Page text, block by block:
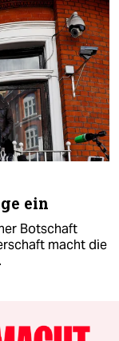
ein
Botschaft
macht die